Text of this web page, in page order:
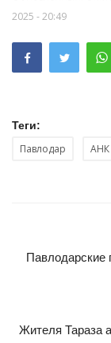
2025 - 20:49
Теги:
Павлодар АНК
Павлодарские
Жителя Тараза